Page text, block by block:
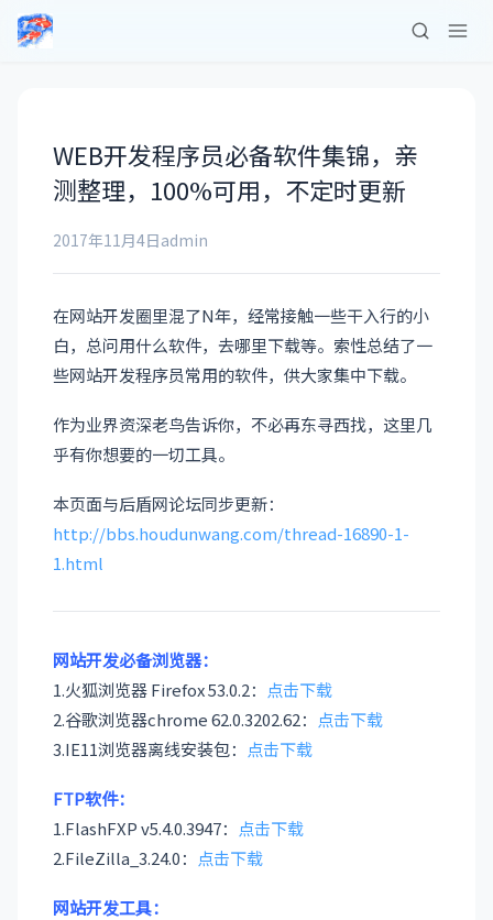
WEB开发程序员必备软件集锦，亲
测整理，100%可用，不定时更新
2017年11月4日admin
在网站开发圈里混了N年，经常接触一些干入行的小
白，总问用什么软件，去哪里下载等。索性总结了一
些网站开发程序员常用的软件，供大家集中下载。
作为业界资深老鸟告诉你，不必再东寻西找，这里几
乎有你想要的一切工具。
本页面与后盾网论坛同步更新：
http://bbs.houdunwang.com/thread-16890-1-
1.html
网站开发必备浏览器：
1.火狐浏览器 Firefox 53.0.2： 点击下载
2.谷歌浏览器chrome 62.0.3202.62： 点击下载
3.IE11浏览器离线安装包： 点击下载
FTP软件：
1.FlashFXP v5.4.0.3947： 点击下载
2.FileZilla_3.24.0： 点击下载
网站开发工具：